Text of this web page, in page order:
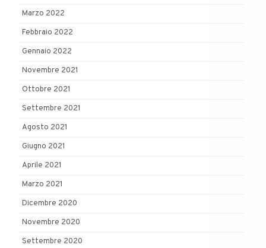
Marzo 2022
Febbraio 2022
Gennaio 2022
Novembre 2021
Ottobre 2021
Settembre 2021
Agosto 2021
Giugno 2021
Aprile 2021
Marzo 2021
Dicembre 2020
Novembre 2020
Settembre 2020